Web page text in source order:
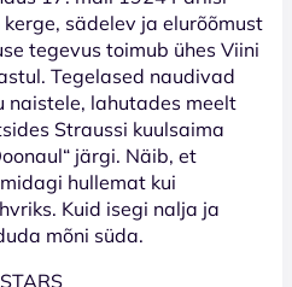
sädelev ja elurõõmust
tegevus toimub ühes Viini
Tegelased naudivad
naistele, lahutades meelt
Straussi kuulsaima
järgi. Näib, et
hullemat kui
Kuid isegi nalja ja
mõni süda.